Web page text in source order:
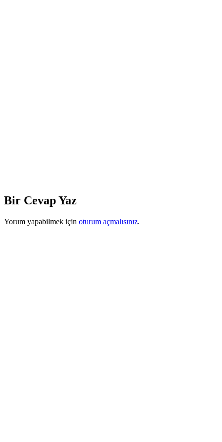
Bir Cevap Yaz
Yorum yapabilmek için oturum açmalısınız.